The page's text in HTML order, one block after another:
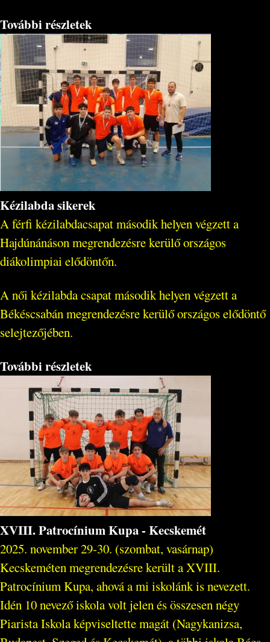
További részletek
Kézilabda sikerek
A férfi kézilabdacsapat második helyen végzett a
Hajdúnánáson megrendezésre kerülő országos
diákolimpiai elődöntőn.
A női kézilabda csapat második helyen végzett a
Békéscsabán megrendezésre kerülő országos elődöntő
selejtezőjében.
További részletek
XVIII. Patrocínium Kupa - Kecskemét
2025. november 29-30. (szombat, vasárnap)
Kecskeméten megrendezésre került a XVIII.
Patrocínium Kupa, ahová a mi iskolánk is nevezett.
Idén 10 nevező iskola volt jelen és összesen négy
Piarista Iskola képviseltette magát (Nagykanizsa,